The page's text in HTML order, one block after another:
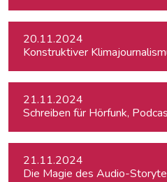
20.11.2024
Konstruktiver
21.11.2024
Schreiben für Hörfunk,
21.11.2024
Die Magie des Audio-